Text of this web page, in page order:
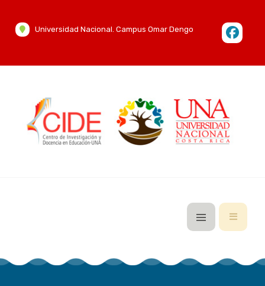
Universidad Nacional. Campus Omar Dengo